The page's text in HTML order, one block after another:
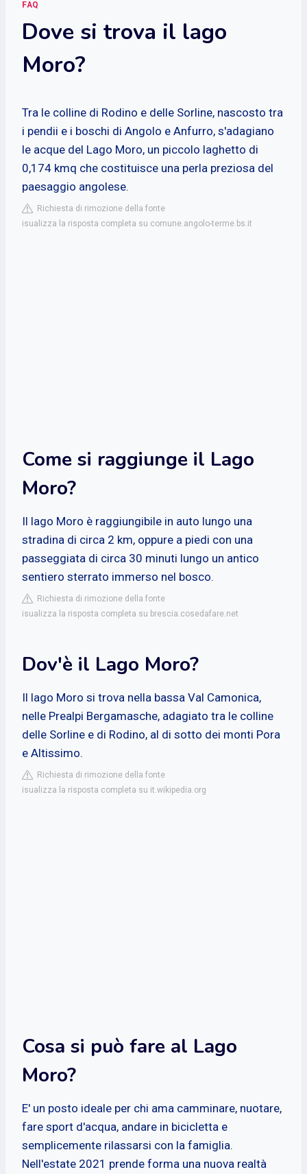
FAQ
Dove si trova il lago
Moro?
Tra le colline di Rodino e delle Sorline, nascosto tra
i pendii e i boschi di Angolo e Anfurro, s'adagiano
le acque del Lago Moro, un piccolo laghetto di
0,174 kmq che costituisce una perla preziosa del
paesaggio angolese.
Richiesta di rimozione della fonte
isualizza la risposta completa su comune.angolo-terme.bs.it
Come si raggiunge il Lago
Moro?
Il lago Moro è raggiungibile in auto lungo una
stradina di circa 2 km, oppure a piedi con una
passeggiata di circa 30 minuti lungo un antico
sentiero sterrato immerso nel bosco.
Richiesta di rimozione della fonte
isualizza la risposta completa su brescia.cosedafare.net
Dov'è il Lago Moro?
Il lago Moro si trova nella bassa Val Camonica,
nelle Prealpi Bergamasche, adagiato tra le colline
delle Sorline e di Rodino, al di sotto dei monti Pora
e Altissimo.
Richiesta di rimozione della fonte
isualizza la risposta completa su it.wikipedia.org
Cosa si può fare al Lago
Moro?
E' un posto ideale per chi ama camminare, nuotare,
fare sport d'acqua, andare in bicicletta e
semplicemente rilassarsi con la famiglia.
Nell'estate 2021 prende forma una nuova realtà